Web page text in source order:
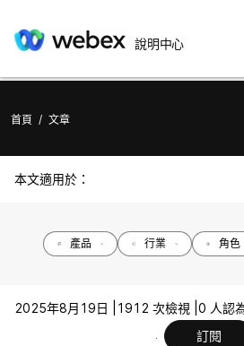
說明中心
首頁 / 文章
本文適用於：
產品 行業 角色
2025年8月19日 | 1912 次檢視 | 0 人認
訂閱